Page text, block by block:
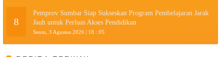
8
Pemprov Sumbar Siap Sukseskan Program Pembelajaran Jarak
Jauh untuk Perluas Akses Pendidikan
Senin, 3 Agustus 2026 | 18 : 05